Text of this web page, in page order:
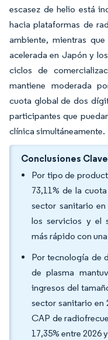
escasez de helio está
hacia plataformas de
ambiente, mientras
acelerada en Japón y
ciclos de
mantiene moderada
cuota global de dos
participantes que
clínica simultáneamente.
Conclusiones
Por tipo de
73,11% de la
sector sanitario
los servicios y el
más rápido con
Por tecnología de
de plasma
ingresos del
sector sanitario en
CAP de
17,35% entre 2026